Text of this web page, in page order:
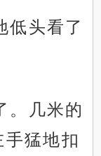
低头看了
。几米的
猛地扣